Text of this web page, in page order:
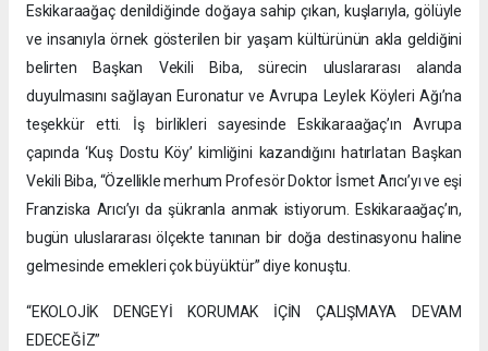
Eskikaraağaç denildiğinde doğaya sahip çıkan, kuşlarıyla, gölüyle
ve insanıyla örnek gösterilen bir yaşam kültürünün akla geldiğini
belirten Başkan Vekili Biba, sürecin uluslararası alanda
duyulmasını sağlayan Euronatur ve Avrupa Leylek Köyleri Ağı’na
teşekkür etti. İş birlikleri sayesinde Eskikaraağaç’ın Avrupa
çapında ‘Kuş Dostu Köy’ kimliğini kazandığını hatırlatan Başkan
Vekili Biba, “Özellikle merhum Profesör Doktor İsmet Arıcı’yı ve eşi
Franziska Arıcı’yı da şükranla anmak istiyorum. Eskikaraağaç’ın,
bugün uluslararası ölçekte tanınan bir doğa destinasyonu haline
gelmesinde emekleri çok büyüktür” diye konuştu.
“EKOLOJİK DENGEYİ KORUMAK İÇİN ÇALIŞMAYA DEVAM
EDECEĞİZ”